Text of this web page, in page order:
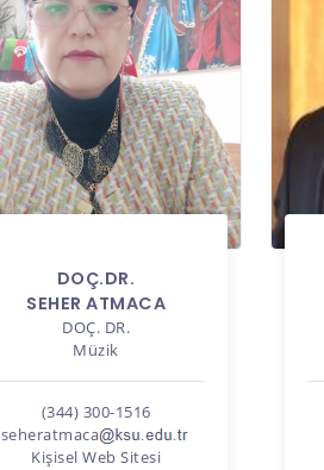
DOÇ.DR.
SEHER ATMACA
DOÇ. DR.
Müzik
(344) 300-1516
seheratmaca
Kişisel Web Sitesi